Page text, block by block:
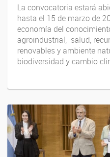
La convocatoria estará
hasta el 15 de marzo de
economía del
agroindustrial, salud,
renovables y ambiente
biodiversidad y cambio